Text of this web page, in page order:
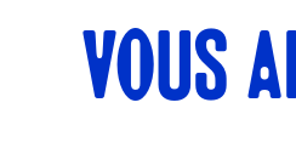
VOUS